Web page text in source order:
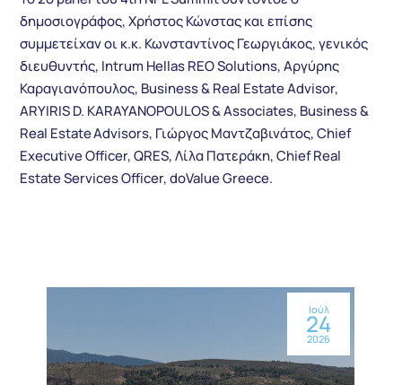
δημοσιογράφος, Χρήστος Κώνστας και επίσης
συμμετείχαν οι κ.κ. Κωνσταντίνος Γεωργιάκος, γενικός
διευθυντής, Intrum Hellas REO Solutions, Aργύρης
Καραγιανόπουλος, Business & Real Estate Advisor,
ARYIRIS D. KARAYANOPOULOS & Associates, Business &
Real Estate Advisors, Γιώργος Μαντζαβινάτος, Chief
Executive Officer, QRES, Λίλα Πατεράκη, Chief Real
Estate Services Officer, doValue Greece.
Ιούλ
24
2026